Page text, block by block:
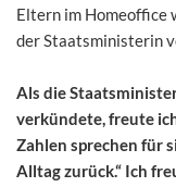
Eltern im Homeoffice
der Staatsministerin
Als die
verkündete, freute
Zahlen sprechen für
Alltag zurück.“ Ich